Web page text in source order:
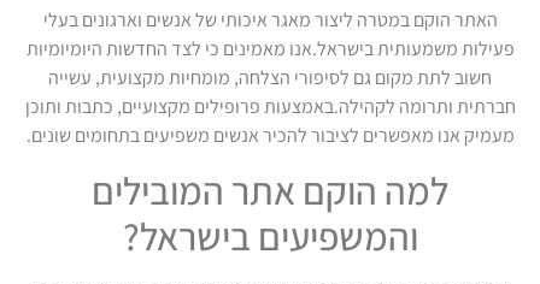
האתר הוקם במטרה ליצור מאגר איכותי של אנשים וארגונים בעלי
פעילות משמעותית בישראל.אנו מאמינים כי לצד החדשות היומיומיות
חשוב לתת מקום גם לסיפורי הצלחה, מומחיות מקצועית, עשייה
חברתית ותרומה לקהילה.באמצעות פרופילים מקצועיים, כתבות ותוכן
מעמיק אנו מאפשרים לציבור להכיר אנשים משפיעים בתחומים שונים.
למה הוקם אתר המובילים
והמשפיעים בישראל?